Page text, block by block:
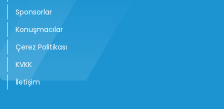
Sponsorlar
Konuşmacılar
Çerez Politikası
KVKK
İletişim